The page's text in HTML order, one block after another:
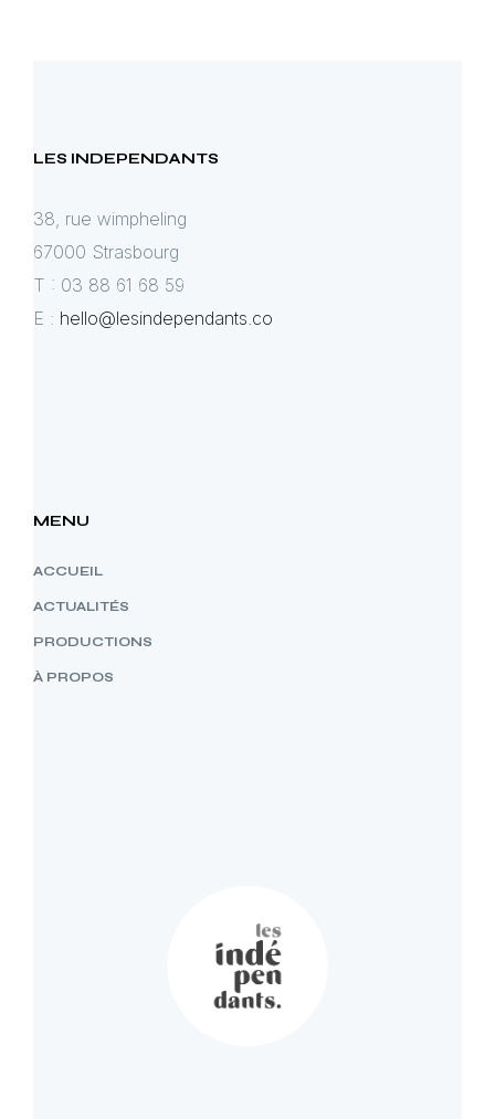
LES INDEPENDANTS
38, rue wimpheling
67000 Strasbourg
T : 03 88 61 68 59
E : hello@lesindependants.co
MENU
ACCUEIL
ACTUALITÉS
PRODUCTIONS
À PROPOS